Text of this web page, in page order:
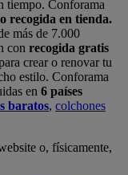
tiempo. Conforama
recogida en tienda.
más de 7.000
con recogida gratis
crear o renovar tu
estilo. Conforama
en 6 países
baratos, colchones
o, físicamente,